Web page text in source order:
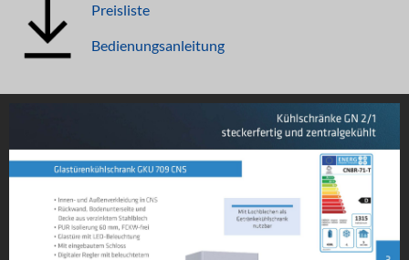
Preisliste
Bedienungsanleitung